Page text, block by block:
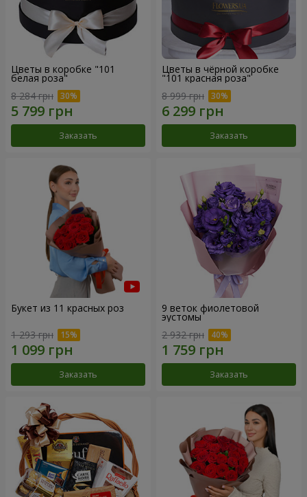
Цветы в коробке "101
белая роза"
8 284 грн
Заказать
Цветы в чёрной коробке
"101 красная роза"
8 999 грн
Заказать
Букет из 11 красных роз
1 293 грн
Заказать
9 веток фиолетовой
эустомы
2 932 грн
Заказать